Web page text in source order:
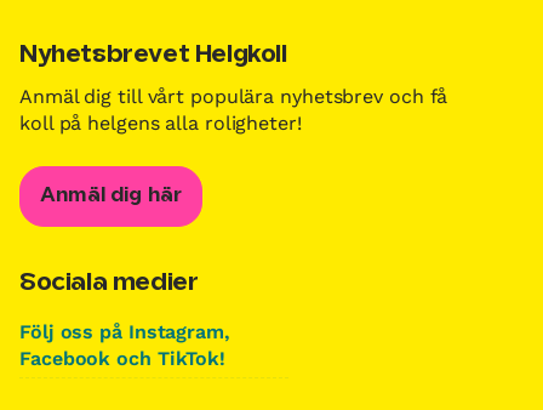
Nyhetsbrevet Helgkoll
Anmäl dig till vårt populära nyhetsbrev och få
koll på helgens alla roligheter!
Anmäl dig här
Sociala medier
Följ oss på Instagram,
Facebook och TikTok!